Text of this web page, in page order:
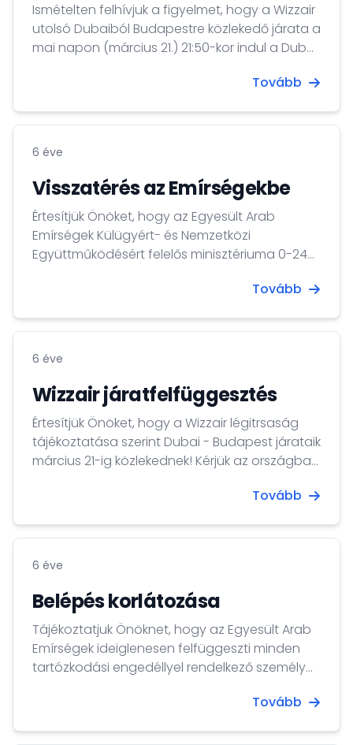
Ismételten felhívjuk a figyelmet, hogy a Wizzair
utolsó Dubaiból Budapestre közlekedő járata a
mai napon (március 21.) 21:50-kor indul a Dubai
naptól kezdve ideiglenesen nem közlekedik!
Tovább
6 éve
Visszatérés az Emírségekbe
Értesítjük Önöket, hogy az Egyesült Arab
Emírségek Külügyért- és Nemzetközi
Együttműködésért felelős minisztériuma 0-24
létre a 0097124965228 és a 0097192083344
engedéllyel rendelkező külföldi állampolgárok
következtében nem tudtak visszatérni az
Emírségekbe. További információért kérjük
hívják a megadott telefonszámokat.
Tovább
6 éve
Wizzair járatfelfüggesztés
Értesítjük Önöket, hogy a Wizzair légitrsaság
tájékoztatása szerint Dubai - Budapest járataik
március 21-ig közlekednek! Kérjük az országban
Magyarországra történő hazautazásuk
consulate.abu@mfa.gov.hu e-mail címen,
Tovább
6 éve
Belépés korlátozása
Tájékoztatjuk Önöknet, hogy az Egyesült Arab
Emírségek ideiglenesen felfüggeszti minden
tartózkodási engedéllyel rendelkező személy
http://wam.ae/en/details/1395302831731Tovább